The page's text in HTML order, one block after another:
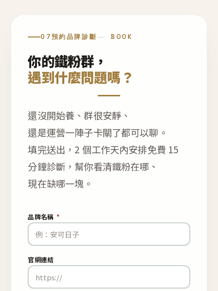
07預約品牌診斷 BOOK
你的鐵粉群，
遇到什麼問題嗎？
還沒開始養、群很安靜、
還是運營一陣子卡關了都可以聊。
填完送出，2 個工作天內安排免費 15
分鐘診斷，幫你看清鐵粉在哪、
現在缺哪一塊。
品牌名稱 *
官網連結